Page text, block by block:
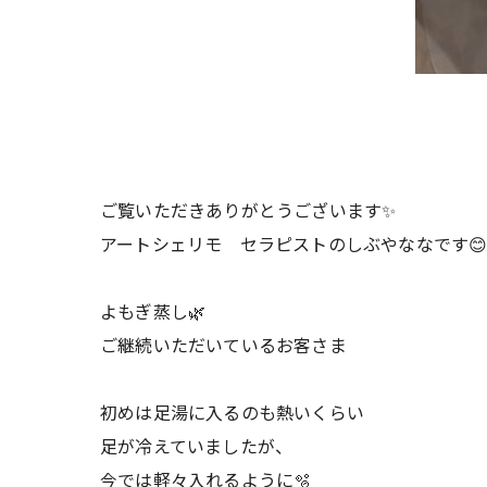
ご覧いただきありがとうございます✨
アートシェリモ セラピストのしぶやななです😊
よもぎ蒸し🌿
ご継続いただいているお客さま
初めは足湯に入るのも熱いくらい
足が冷えていましたが、
今では軽々入れるように🫧